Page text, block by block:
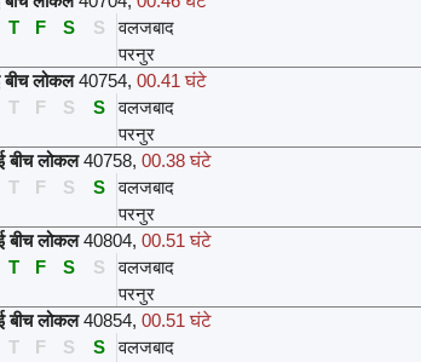
T F S S वलजबाद
परनुर
बीच लोकल 40754,00.41 घंटे
T F S S वलजबाद
परनुर
बीच लोकल 40758,00.38 घंटे
T F S S वलजबाद
परनुर
बीच लोकल 40804,00.51 घंटे
T F S S वलजबाद
परनुर
बीच लोकल 40854,00.51 घंटे
T F S S वलजबाद